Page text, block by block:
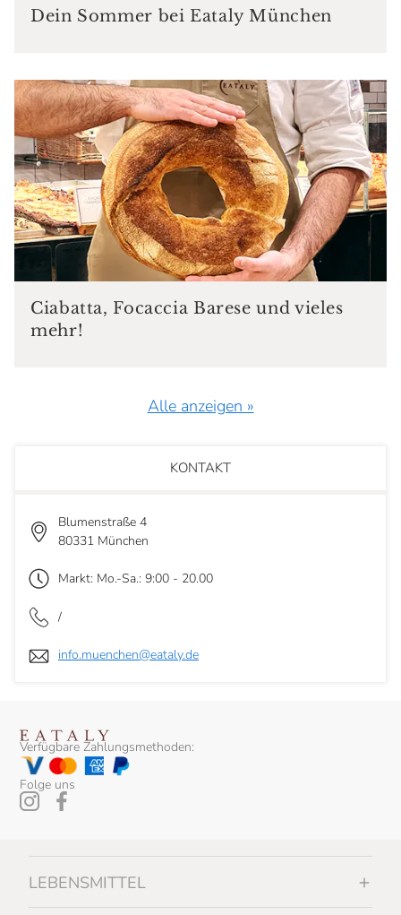
Dein Sommer bei Eataly München
Ciabatta, Focaccia Barese und vieles
mehr!
Alle anzeigen »
KONTAKT
Blumenstraße 4
80331 München
Markt: Mo.-Sa.: 9:00 - 20.00
/
info.muenchen@eataly.de
Verfügbare Zahlungsmethoden:
Folge uns
LEBENSMITTEL